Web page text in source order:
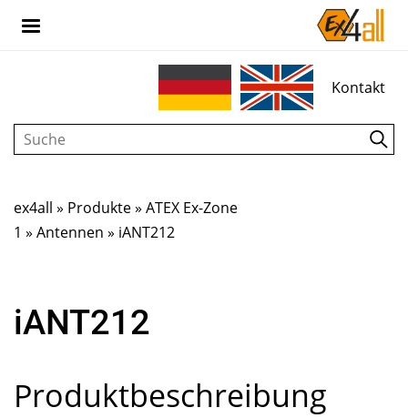
Kontakt
ex4all » Produkte» ATEX Ex-Zone
1 » Antennen » iANT212
iANT212
Produktbeschreibung